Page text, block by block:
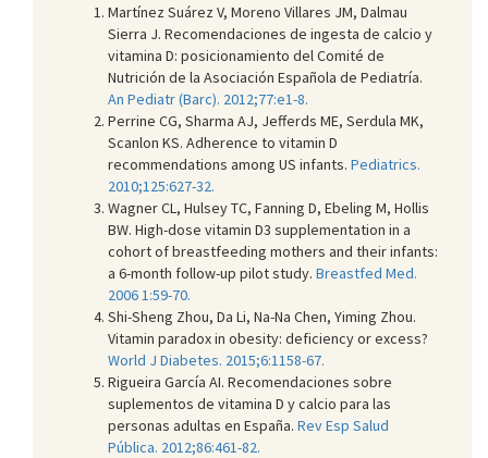
Martínez Suárez V, Moreno Villares JM, Dalmau
Sierra J. Recomendaciones de ingesta de calcio y
vitamina D: posicionamiento del Comité de
Nutrición de la Asociación Española de Pediatría.
An Pediatr (Barc). 2012;77:e1-8.
Perrine CG, Sharma AJ, Jefferds ME, Serdula MK,
Scanlon KS. Adherence to vitamin D
recommendations among US infants. Pediatrics.
2010;125:627-32.
Wagner CL, Hulsey TC, Fanning D, Ebeling M, Hollis
BW. High-dose vitamin D3 supplementation in a
cohort of breastfeeding mothers and their infants:
a 6-month follow-up pilot study. Breastfed Med.
2006 1:59-70.
Shi-Sheng Zhou, Da Li, Na-Na Chen, Yiming Zhou.
Vitamin paradox in obesity: deficiency or excess?
World J Diabetes. 2015;6:1158-67.
Rigueira García AI. Recomendaciones sobre
suplementos de vitamina D y calcio para las
personas adultas en España. Rev Esp Salud
Pública. 2012;86:461-82.